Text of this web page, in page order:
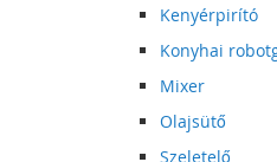
Kenyérpirító
Konyhai
Mixer
Olajsütő
Szeletelő